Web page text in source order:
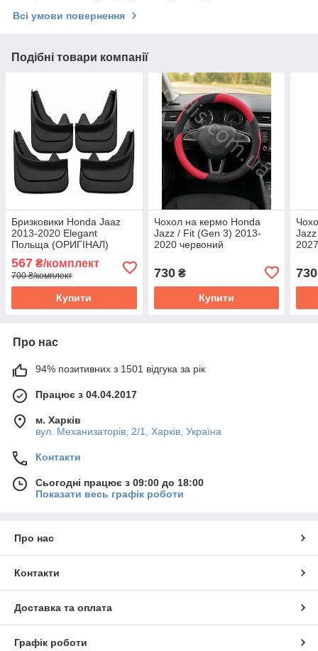
Всі умови повернення
Подібні товари компанії
Бризковики Honda Jaaz
2013-2020 Elegant
Польща (ОРИГІНАЛ)
567 ₴/комплект
700 ₴/комплект
Купити
Чохол на кермо Honda
Jazz / Fit (Gen 3) 2013-
2020 червоний
обплетення керма Хонда
Джаз 3
730₴
Купити
730
Про нас
94% позитивних з 1501 відгука за рік
Працює з 04.04.2017
м. Харків
вул. Механизаторів, 2/1, Харків, Україна
Контакти
Сьогодні працює з 09:00 до 18:00
Показати весь графік роботи
Про нас
Контакти
Доставка та оплата
Графік роботи